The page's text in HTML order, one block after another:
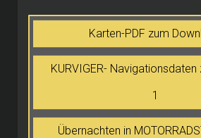
Karten-PDF zum
KURVIGER-
1
Übernachten in